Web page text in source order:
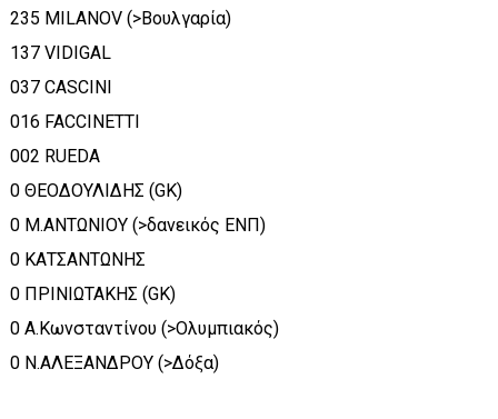
235 MILANOV (>Βουλγαρία)
137 VIDIGAL
037 CASCINI
016 FACCINETTI
002 RUEDA
0 ΘΕΟΔΟΥΛΙΔΗΣ (GK)
0 Μ.ΑΝΤΩΝΙΟΥ (>δανεικός ΕΝΠ)
0 ΚΑΤΣΑΝΤΩΝΗΣ
0 ΠΡΙΝΙΩΤΑΚΗΣ (GK)
0 Α.Κωνσταντίνου (>Ολυμπιακός)
0 Ν.ΑΛΕΞΑΝΔΡΟΥ (>Δόξα)